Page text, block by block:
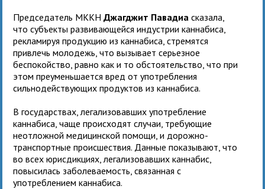
Председатель МККНДжагджит Павадиа сказала,
что субъекты развивающейся индустрии каннабиса,
рекламируя продукцию из каннабиса, стремятся
привлечь молодежь, что вызывает серьезное
беспокойство, равно как и то обстоятельство, что при
этом преуменьшается вред от употребления
сильнодействующих продуктов из каннабиса.
В государствах, легализовавших употребление
каннабиса, чаще происходят случаи, требующие
неотложной медицинской помощи, и дорожно-
транспортные происшествия. Данные показывают, что
во всех юрисдикциях, легализовавших каннабис,
повысилась заболеваемость, связанная с
употреблением каннабиса.